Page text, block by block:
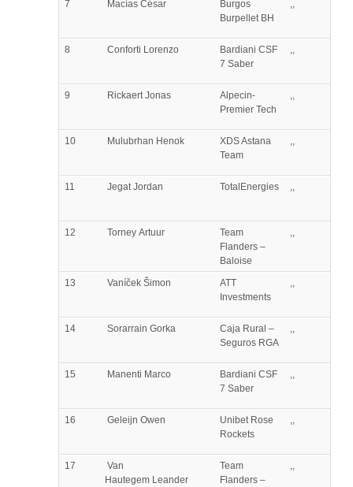
7 Macías César
Burgos
Burpellet BH
,,
8 Conforti Lorenzo
Bardiani CSF
7 Saber
,,
9 RickaertJonas
Alpecin-
Premier Tech
,,
10 Mulubrhan Henok
XDS Astana
Team
,,
11 JegatJordan TotalEnergies ,,
12 Torney Artuur
Team
Flanders –
Baloise
,,
13 Vaníček Šimon
ATT
Investments
,,
14 Sorarrain Gorka
Caja Rural –
Seguros RGA
,,
15 Manenti Marco
Bardiani CSF
7 Saber
,,
16 Geleijn Owen
Unibet Rose
Rockets
,,
17
Van
Hautegem Leander
Team
Flanders –
,,